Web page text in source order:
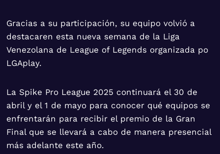
Gracias a su participación, su equipo volvió a
destacaren esta nueva semana de la Liga
Venezolana de League of Legends organizada po
LGAplay.
La Spike Pro League 2025 continuará el 30 de
abril y el 1 de mayo para conocer qué equipos se
enfrentarán para recibir el premio de la Gran
Final que se llevará a cabo de manera presencial
más adelante este año.